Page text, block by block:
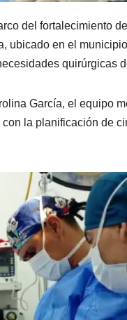
del fortalecimiento
ubicado en el
quirúrgicas
García, el equipo
la planificación de